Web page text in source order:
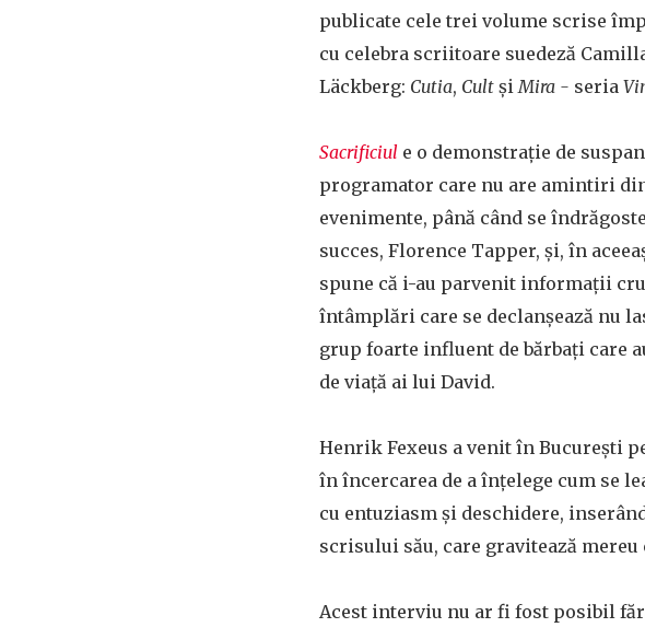
publicate cele trei volume scrise
cu celebra scriitoare suedeză
Läckberg: Cutia, Cult șiMira - seria
Sacrificiul e o demonstrație de
programator care nu are amintiri
evenimente, până când se
succes, Florence Tapper, și, în
spune că i-au parvenit informații
întâmplări care se declanșează nu
grup foarte influent de bărbați care
de viață ai lui David.
Henrik Fexeus a venit în București
în încercarea de a înțelege cum se
cu entuziasm și deschidere,
scrisului său, care gravitează mereu
Acest interviu nu ar fi fost posibil